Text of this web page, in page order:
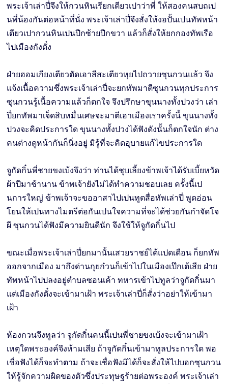
พระเจ้าเล่าปี่จึงให้กวนหินเรียกเตียวเปาว่าพี่ ให้สองคนสบถเป
นพี่น้องกันต่อหน้าที่นั่ง พระเจ้าเล่าปี่จึงสั่งให้งอปั้นเปนทัพหน้า
เตียวเปากวนหินเปนปีกซ้ายปีกขวา แล้วก็สั่งให้ยกกองทัพเรือ
ไปเมืองกังตั๋ง
ฝ่ายฮอมเกียงเตียวตัดเอาสีสะเตียวหุยไปถวายซุนกวนแล้ว จึง
แจ้งเนื้อความซึ่งพระเจ้าเล่าปี่จะยกทัพมาตีซุนกวนทุกประการ
ซุนกวนรู้เนื้อความแล้วก็ตกใจ จึงปรึกษาขุนนางทั้งปวงว่า เล่า
ปี่ยกทัพมาเจ็ดสิบหมื่นเศษจะมาตีเอาเมืองเราครั้งนี้ ขุนนางทั้ง
ปวงจะคิดประการใด ขุนนางทั้งปวงได้ฟังดังนั้นก็ตกใจนัก ต่าง
คนต่างดูหน้ากันก็นิ่งอยู่ มิรู้ที่จะคิดอุบายแก้ไขประการใด
จูกัดกิ๋นพี่ชายขงเบ้งจึงว่า ท่านได้ชุบเลี้ยงข้าพเจ้าได้รับเบี้ยหวัด
ผ้าปีมาช้านาน ข้าพเจ้ายังไม่ได้ทำความชอบเลย ครั้งนี้เป
นการใหญ่ ข้าพเจ้าจะขออาสาไปเปนทูตสื่อทัพเล่าปี่ พูดอ่อน
โยนให้เปนทางไมตรีต่อกันเปนใจความที่จะได้ช่วยกันกำจัดโจ
ผี ซุนกวนได้ฟังมีความยินดีนัก จึงใช้ให้จูกัดกิ๋นไป
ขณะเมื่อพระเจ้าเล่าปี่ยกมานั้นเสวยราชย์ได้แปดเดือน ก็ยกทัพ
ออกจากเมือง มาถึงด่านกุยก๋วนก็เข้าไปในเมืองเป๊กเต้เสีย ฝ่าย
ทัพหน้าไปปลงอยู่ตำบลซอนเค้า ทหารเข้าไปทูลว่าจูกัดกิ๋นมา
แต่เมืองกังตั๋งจะเข้ามาเฝ้า พระเจ้าเล่าปี่ก็สั่งว่าอย่าให้เข้ามา
เฝ้า
ห้องกวนจึงทูลว่า จูกัดกิ๋นคนนี้เปนพี่ชายขงเบ้งจะเข้ามาเฝ้า
เหตุใดพระองค์จึงห้ามเสีย ถ้าจูกัดกิ๋นเข้ามาทูลประการใด พอ
เชื่อฟังได้ก็จะทำตาม ถ้าจะเชื่อฟังมิได้ก็จะสั่งให้ไปบอกซุนกวน
ให้รู้จักความผิดของตัวซึ่งประทุษฐร้ายต่อพระองค์ พระเจ้าเล่า